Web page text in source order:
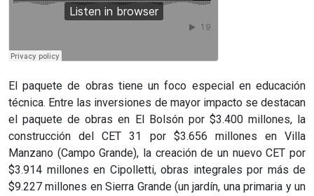
El paquete de obras tiene un foco especial en educación
técnica. Entre las inversiones de mayor impacto se destacan
el paquete de obras en El Bolsón por $3.400 millones, la
construcción del CET 31 por $3.656 millones en Villa
Manzano (Campo Grande), la creación de un nuevo CET por
$3.914 millones en Cipolletti, obras integrales por más de
$9.227 millones en Sierra Grande (un jardín, una primaria y un